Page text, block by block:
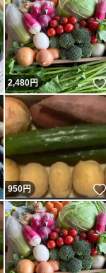
いいね！
2,480円
いいね！
950円